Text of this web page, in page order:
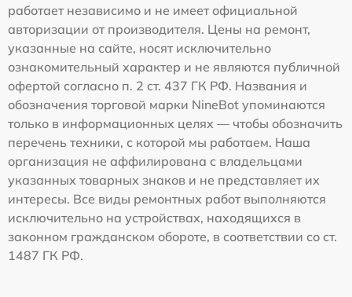
работает независимо и не имеет официальной
авторизации от производителя. Цены на ремонт,
указанные на сайте, носят исключительно
ознакомительный характер и не являются публичной
офертой согласно п. 2 ст. 437 ГК РФ. Названия и
обозначения торговой марки NineBot упоминаются
только в информационных целях — чтобы обозначить
перечень техники, с которой мы работаем. Наша
организация не аффилирована с владельцами
указанных товарных знаков и не представляет их
интересы. Все виды ремонтных работ выполняются
исключительно на устройствах, находящихся в
законном гражданском обороте, в соответствии со ст.
1487 ГК РФ.